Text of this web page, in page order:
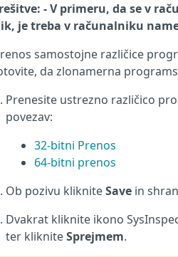
- V primeru, da se v
je treba v računalniku
samostojne različice
da zlonamerna
Prenesite ustrezno različico
povezav:
32-bitni Prenos
64-bitni prenos
Ob pozivu klikniteSave in
Dvakrat kliknite ikono
ter klikniteSprejmem.